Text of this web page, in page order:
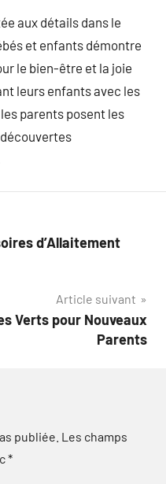
aux détails dans le
et enfants démontre
le bien-être et la joie
leurs enfants avec les
parents posent les
découvertes
d’Allaitement
Article suivant
Verts pour Nouveaux
Parents
publiée. Les champs
*